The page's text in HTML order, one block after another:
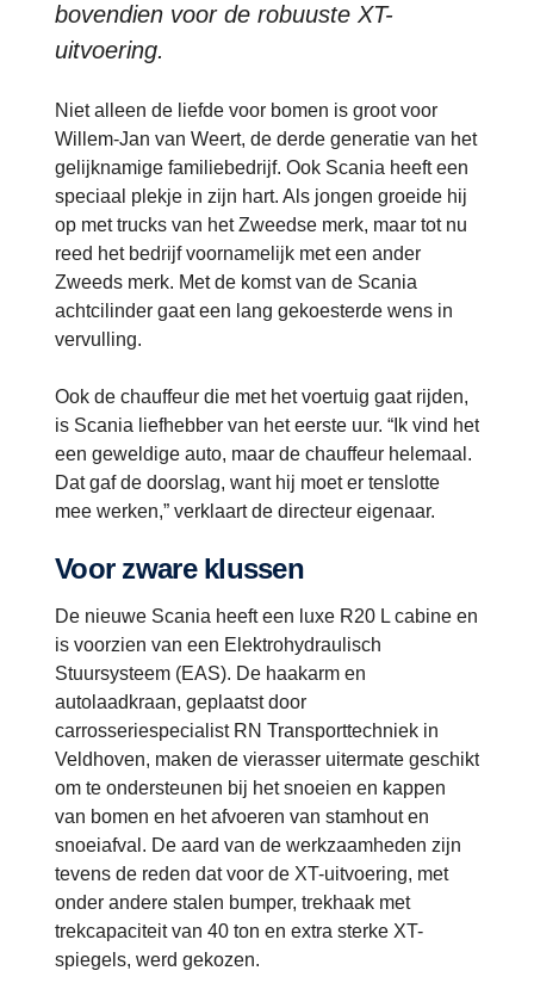
bovendien voor de robuuste XT-
uitvoering.
Niet alleen de liefde voor bomen is groot voor
Willem-Jan van Weert, de derde generatie van het
gelijknamige familiebedrijf. Ook Scania heeft een
speciaal plekje in zijn hart. Als jongen groeide hij
op met trucks van het Zweedse merk, maar tot nu
reed het bedrijf voornamelijk met een ander
Zweeds merk. Met de komst van de Scania
achtcilinder gaat een lang gekoesterde wens in
vervulling.
Ook de chauffeur die met het voertuig gaat rijden,
is Scania liefhebber van het eerste uur. “Ik vind het
een geweldige auto, maar de chauffeur helemaal.
Dat gaf de doorslag, want hij moet er tenslotte
mee werken,” verklaart de directeur eigenaar.
Voor zware klussen
De nieuwe Scania heeft een luxe R20 L cabine en
is voorzien van een Elektrohydraulisch
Stuursysteem (EAS). De haakarm en
autolaadkraan, geplaatst door
carrosseriespecialist RN Transporttechniek in
Veldhoven, maken de vierasser uitermate geschikt
om te ondersteunen bij het snoeien en kappen
van bomen en het afvoeren van stamhout en
snoeiafval. De aard van de werkzaamheden zijn
tevens de reden dat voor de XT-uitvoering, met
onder andere stalen bumper, trekhaak met
trekcapaciteit van 40 ton en extra sterke XT-
spiegels, werd gekozen.